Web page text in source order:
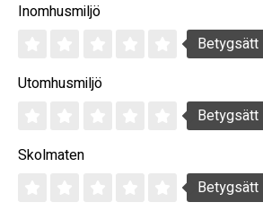
Inomhusmiljö
Betygsätt
Utomhusmiljö
Betygsätt
Skolmaten
Betygsätt